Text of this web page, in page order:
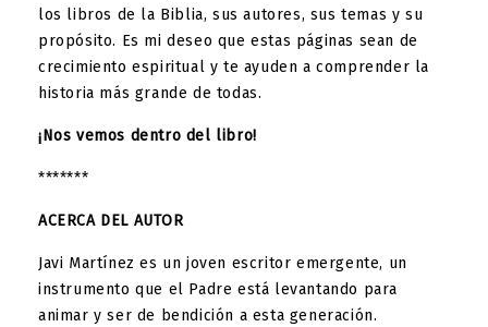
los libros de la Biblia, sus autores, sus temas y su
propósito. Es mi deseo que estas páginas sean de
crecimiento espiritual y te ayuden a comprender la
historia más grande de todas.
¡Nos vemos dentro del libro!
*******
ACERCA DEL AUTOR
Javi Martínez es un joven escritor emergente, un
instrumento que el Padre está levantando para
animar y ser de bendición a esta generación.